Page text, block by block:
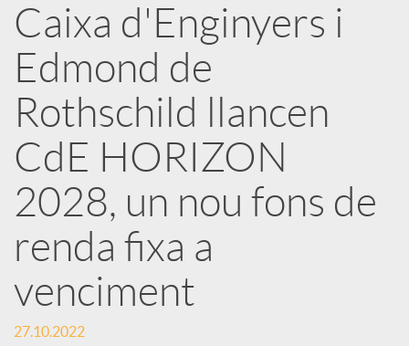
b
l
i
c
a
d
Caixa d'Enginyers i
Edmond de
Rothschild llancen
CdE HORIZON
2028, un nou fons de
renda fixa a
venciment
27.10.2022